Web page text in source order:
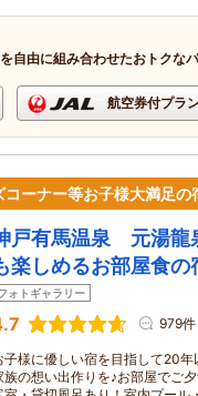
自由に組み合わせたおトクな
航空券付プラ
ーナー等お子様大満足の
戸有馬温泉 元湯
楽しめるお部屋食の
ォトギャラリー
979件
子様に優しい宿を目指して20
族の想い出作りを♪お部屋でご